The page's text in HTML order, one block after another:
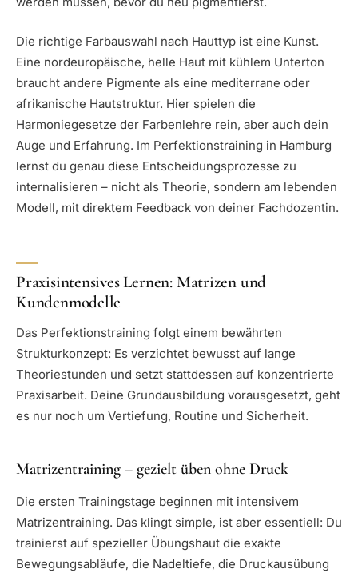
Die richtige Farbauswahl nach Hauttyp ist eine Kunst.
Eine nordeuropäische, helle Haut mit kühlem Unterton
braucht andere Pigmente als eine mediterrane oder
afrikanische Hautstruktur. Hier spielen die
Harmoniegesetze der Farbenlehre rein, aber auch dein
Auge und Erfahrung. Im Perfektionstraining in Hamburg
lernst du genau diese Entscheidungsprozesse zu
internalisieren – nicht als Theorie, sondern am lebenden
Modell, mit direktem Feedback von deiner Fachdozentin.
Praxisintensives Lernen: Matrizen und
Kundenmodelle
Das Perfektionstraining folgt einem bewährten
Strukturkonzept: Es verzichtet bewusst auf lange
Theoriestunden und setzt stattdessen auf konzentrierte
Praxisarbeit. Deine Grundausbildung vorausgesetzt, geht
es nur noch um Vertiefung, Routine und Sicherheit.
Matrizentraining – gezielt üben ohne Druck
Die ersten Trainingstage beginnen mit intensivem
Matrizentraining. Das klingt simple, ist aber essentiell: Du
trainierst auf spezieller Übungshaut die exakte
Bewegungsabläufe, die Nadeltiefe, die Druckausübung